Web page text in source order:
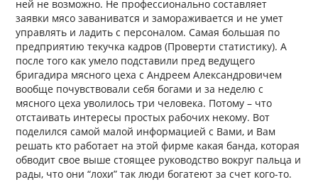
ней не возможно. Не профессионально составляет
заявки мясо заваниватся и замораживается и не умет
управлять и ладить с персоналом. Самая большая по
предприятию текучка кадров (Проверти статистику). А
после того как умело подставили пред ведущего
бригадира мясного цеха с Андреем Александровичем
вообще почувствовали себя богами и за неделю с
мясного цеха уволилось три человека. Потому – что
отстаивать интересы простых рабочих некому. Вот
поделился самой малой информацией с Вами, и Вам
решать кто работает на этой фирме какая банда, которая
обводит свое выше стоящее руководство вокруг пальца и
рады, что они “лохи” так люди богатеют за счет кого-то.